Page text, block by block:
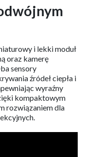
i lekki moduł
oraz kamerę
sensory
źródeł ciepła i
wyraźny
kompaktowym
rozwiązaniem dla